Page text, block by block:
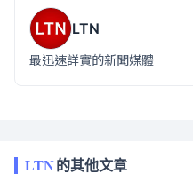
LTN
最迅速詳實的新聞媒體
LTN的其他文章